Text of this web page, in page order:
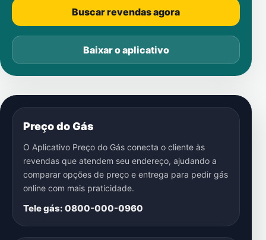
Buscar revendas agora
Baixar o aplicativo
Preço do Gás
O Aplicativo Preço do Gás conecta o cliente às
revendas que atendem seu endereço, ajudando a
comparar opções de preço e entrega para pedir gás
online com mais praticidade.
Tele gás: 0800-000-0960